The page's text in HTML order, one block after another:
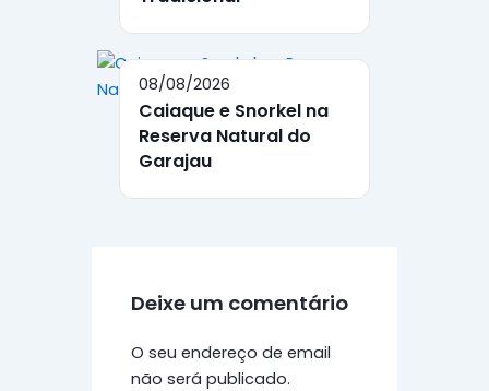
08/08/2026
Caiaque e Snorkel na
Reserva Natural do
Garajau
Deixe um comentário
O seu endereço de email
não será publicado.